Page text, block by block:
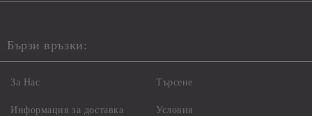
Бързи връзки:
За Нас
Информация за доставка
Търсене
Условия